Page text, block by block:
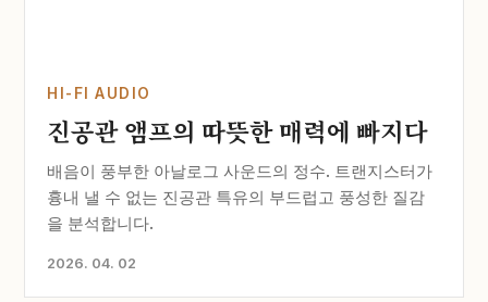
HI-FI AUDIO
진공관 앰프의 따뜻한 매력에 빠지다
배음이 풍부한 아날로그 사운드의 정수. 트랜지스터가
흉내 낼 수 없는 진공관 특유의 부드럽고 풍성한 질감
을 분석합니다.
2026. 04. 02